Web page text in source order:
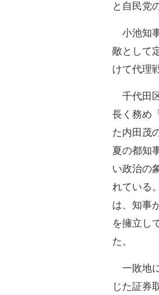
と自民党
小池知
敵として
けて代理
千代田
長く務め
た内田茂
夏の都知
い政治の
れている
は、知事
を擁立し
た。
一敗地
じた証券